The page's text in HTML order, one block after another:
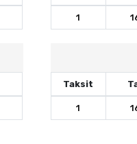
1
Taksit
1